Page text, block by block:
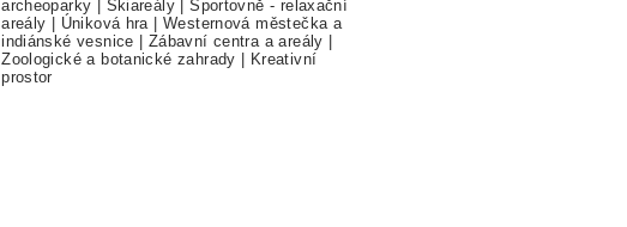
archeoparky | Skiareály |Sportovně - relaxační
areály | Úniková hra |Westernová městečka a
indiánské vesnice | Zábavní centra a areály |
Zoologické a botanické zahrady | Kreativní
prostor